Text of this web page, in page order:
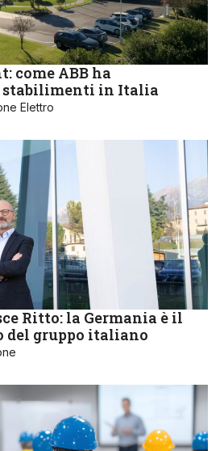
come ABB ha
in Italia
Elettro
Ritto: la Germania è il
del gruppo italiano